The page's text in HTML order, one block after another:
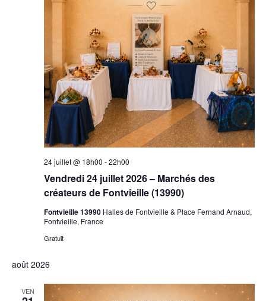
Vendredi 24 juillet 2026 – Marchés des
créateurs de Fontvieille (13990)
24 juillet @ 18h00 -22h00
Fontvieille 13990 Halles de Fontvieille & Place Fernand Arnaud,
Fontvieille, France
Gratuit
août 2026
VEN